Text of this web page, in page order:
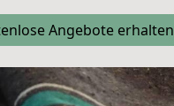
Angebote erhalten